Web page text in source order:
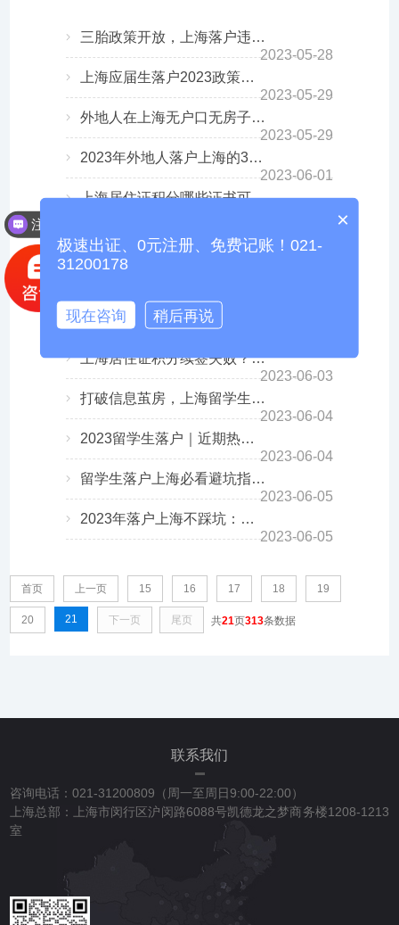
三胎政策开放，上海落户违反计划生育会放宽限制吗？
2023-05-28
上海应届生落户2023政策即将公布！提前了解，落户上海不走弯路！
2023-05-29
外地人在上海无户口无房子，该怎么让孩子上学？一定要提前规划！
2023-05-29
2023年外地人落户上海的3种最新方式！落户上海户口新政策！
2023-06-01
上海居住证积分哪些证书可以加分？2023年最新版中级职称目录！
2023年常见落户上海方式，对用人单位的具体要求
2023-06-02
上海居住证积分续签失败？这几个原因你一定要知道！附续签流程！
2023-06-03
打破信息茧房，上海留学生落户需要知道这些！
2023-06-04
2023留学生落户｜近期热点问题汇总！
2023-06-04
留学生落户上海必看避坑指南：留学生落户上海的误区！
2023-06-05
2023年落户上海不踩坑：普通高校应届生如何落户上海呢？
2023-06-05
首页 上一页 15 16 17 18 19
20 21 下一页 尾页 共21页313条数据
联系我们
咨询电话：021-31200809（周一至周日9:00-22:00）
上海总部：上海市闵行区沪闵路6088号凯德龙之梦商务楼1208-1213
室
注册公司要多久？ ×
极速出证、0元注册、免费记账！021-
31200178
现在咨询 稍后再说